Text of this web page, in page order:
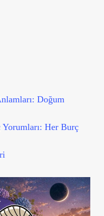
Doğum
Her Burç